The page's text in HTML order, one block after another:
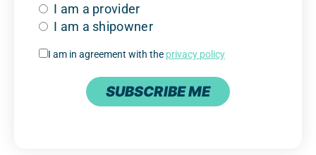
I am a provider
I am a shipowner
I am in agreement with the privacy policy
SUBSCRIBE ME